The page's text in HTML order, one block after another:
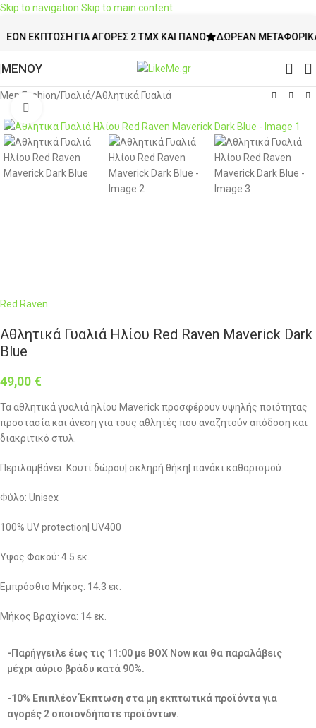
Skip to navigation Skip to main content
ΓΙΑ ΑΓΟΡΈΣ 2 ΤΜΧ ΚΑΙ ΠΆΝΩ ΔΩΡΕΆΝ ΜΕΤΑΦΟΡΙΚΆ
ΜΕΝΟΥ
Men Fashion/Γυαλιά/Αθλητικά Γυαλιά
Red Raven
Αθλητικά Γυαλιά Ηλίου Red Raven Maverick Dark
Blue
49,00 €
Τα αθλητικά γυαλιά ηλίου Maverick προσφέρουν υψηλής ποιότητας
προστασία και άνεση για τους αθλητές που αναζητούν απόδοση και
διακριτικό στυλ.
Περιλαμβάνει: Κουτί δώρου| σκληρή θήκη| πανάκι καθαρισμού.
Φύλο: Unisex
100% UV protection| UV400
Ύψος Φακού: 4.5 εκ.
Eμπρόσθιο Μήκος: 14.3 εκ.
Μήκος Βραχίονα: 14 εκ.
-Παρήγγειλε έως τις 11:00 με BOX Now και θα παραλάβεις
μέχρι αύριο βράδυ κατά 90%.
-10% Επιπλέον Έκπτωση στα μη εκπτωτικά προϊόντα για
αγορές 2 οποιονδήποτε προϊόντων.